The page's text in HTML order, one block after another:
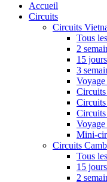
Accueil
Circuits
Circuits
Tous
2
15
3
Voyage
Mini-
Circuits
Tous
15
2